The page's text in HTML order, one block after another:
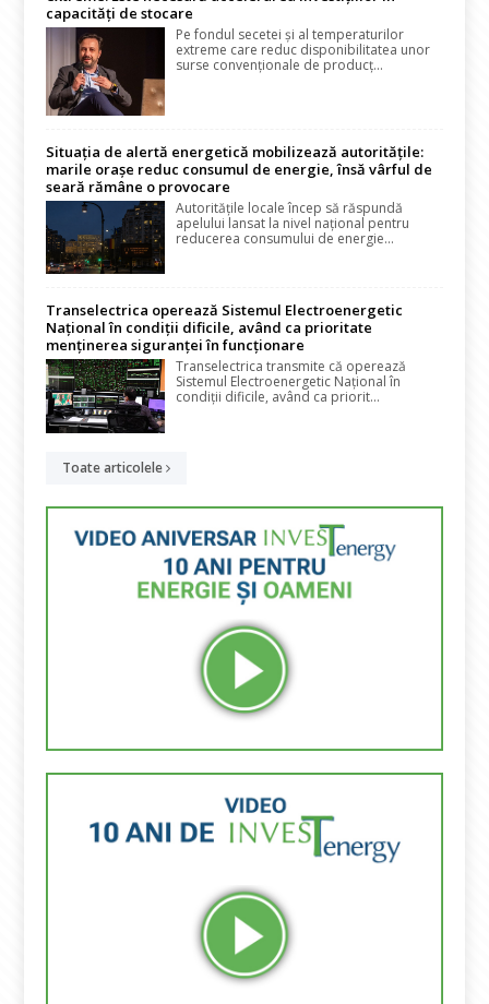
capacități de stocare
Pe fondul secetei și al temperaturilor
extreme care reduc disponibilitatea unor
surse convenționale de producț...
Situația de alertă energetică mobilizează autoritățile:
marile orașe reduc consumul de energie, însă vârful de
seară rămâne o provocare
Autoritățile locale încep să răspundă
apelului lansat la nivel național pentru
reducerea consumului de energie...
Transelectrica operează Sistemul Electroenergetic
Național în condiții dificile, având ca prioritate
menținerea siguranței în funcționare
Transelectrica transmite că operează
Sistemul Electroenergetic Național în
condiții dificile, având ca priorit...
Toate articolele